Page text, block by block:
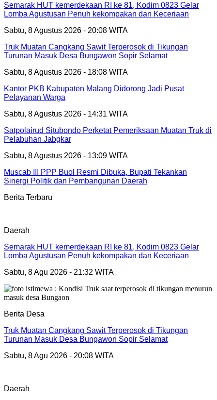
Semarak HUT kemerdekaan RI ke 81, Kodim 0823 Gelar
Lomba Agustusan Penuh kekompakan dan Keceriaan
Sabtu, 8 Agustus 2026 - 20:08 WITA
Truk Muatan Cangkang Sawit Terperosok di Tikungan
Turunan Masuk Desa Bungawon Sopir Selamat
Sabtu, 8 Agustus 2026 - 18:08 WITA
Kantor PKB Kabupaten Malang Didorong Jadi Pusat
Pelayanan Warga
Sabtu, 8 Agustus 2026 - 14:31 WITA
Satpolairud Situbondo Perketat Pemeriksaan Muatan Truk di
Pelabuhan Jabgkar
Sabtu, 8 Agustus 2026 - 13:09 WITA
Muscab III PPP Buol Resmi Dibuka, Bupati Tekankan
Sinergi Politik dan Pembangunan Daerah
Berita Terbaru
Daerah
Semarak HUT kemerdekaan RI ke 81, Kodim 0823 Gelar
Lomba Agustusan Penuh kekompakan dan Keceriaan
Sabtu, 8 Agu 2026 - 21:32 WITA
Berita Desa
Truk Muatan Cangkang Sawit Terperosok di Tikungan
Turunan Masuk Desa Bungawon Sopir Selamat
Sabtu, 8 Agu 2026 - 20:08 WITA
Daerah